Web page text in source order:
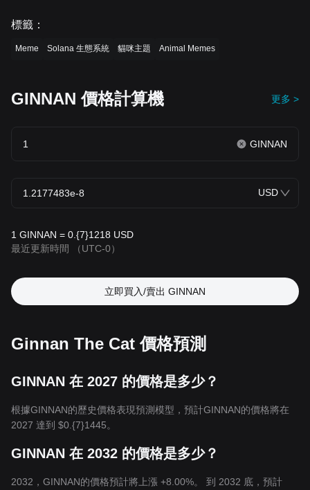
標籤 ：
Meme Solana 生態系統 貓咪主題 Animal Memes
GINNAN 價格計算機 更多 >
GINNAN
USD
1 GINNAN = 0.{7}1218 USD
最近更新時間
（UTC-0）
立即買入/賣出 GINNAN
Ginnan The Cat 價格預測
GINNAN 在 2027 的價格是多少？
根據GINNAN的歷史價格表現預測模型，預計GINNAN的價格將在
2027 達到 $0.{7}1445。
GINNAN 在 2032 的價格是多少？
2032，GINNAN的價格預計將上漲 +8.00%。 到 2032 底，預計